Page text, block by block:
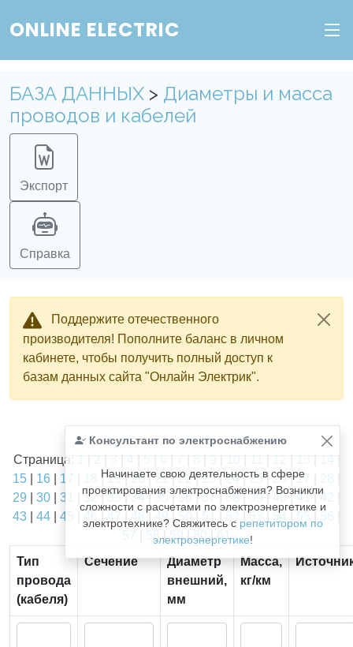
ONLINE ELECTRIC
БАЗА ДАННЫХ > Диаметры и масса
проводов и кабелей
Экспорт
Справка
Поддержите отечественного
производителя! Пополните баланс в личном
кабинете, чтобы получить полный доступ к
базам данных сайта "Онлайн Электрик".
Консультант по электроснабжению
Начинаете свою деятельность в сфере
проектирования электроснабжения? Возникли
сложности с расчетами по электроэнергетике и
электротехнике? Свяжитесь с репетитором по
электроэнергетике!
Найдено1811из1811записей.
Страница: 1 | 2 | 3 | 4 | 5 | 6 | 7 | 8 | 9 | 10 | 11 | 12 | 13 | 14 |
15
16 17 |19|20|21|22|23|24|25 |26|27
29
30 31 |32|33|34|35 |36|37|38|39| 40|41|42
43
44 45 | 49 |50 |53 54
58|59|60|61
Тип
провода
(кабеля)
Сечение
Диаметр
внешний,
мм
Масса,
кг/км